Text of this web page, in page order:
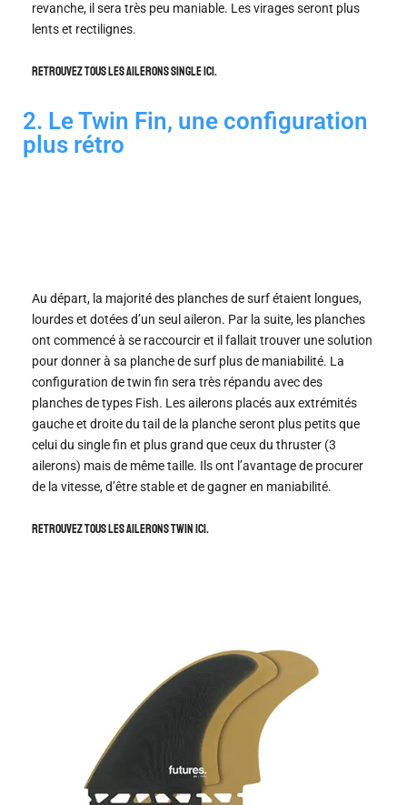
revanche, il sera très peu maniable. Les virages seront plus
lents et rectilignes.
Retrouvez tous les ailerons single ici.
2. Le Twin Fin, une configuration
plus rétro
Au départ, la majorité des planches de surf étaient longues,
lourdes et dotées d’un seul aileron. Par la suite, les planches
ont commencé à se raccourcir et il fallait trouver une solution
pour donner à sa planche de surf plus de maniabilité. La
configuration de twin fin sera très répandu avec des
planches de types Fish. Les ailerons placés aux extrémités
gauche et droite du tail de la planche seront plus petits que
celui du single fin et plus grand que ceux du thruster (3
ailerons) mais de même taille. Ils ont l’avantage de procurer
de la vitesse, d’être stable et de gagner en maniabilité.
Retrouvez tous les ailerons Twin ici.